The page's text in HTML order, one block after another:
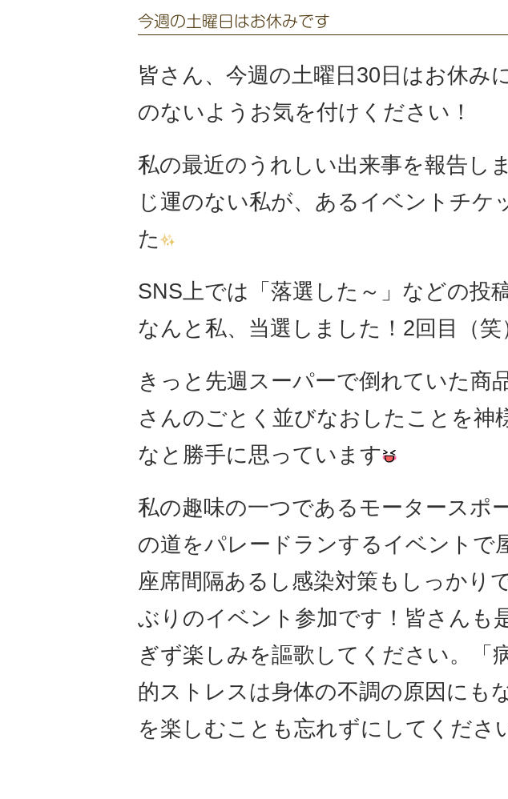
今週の土曜日はお休みです
皆さん、今週の土曜日30日はお休み
のないようお気を付けください！
私の最近のうれしい出来事を報告し
じ運のない私が、あるイベントチケ
た
SNS上では「落選した～」などの投
なんと私、当選しました！2回目（笑
きっと先週スーパーで倒れていた商
さんのごとく並びなおしたことを神
なと勝手に思っています
私の趣味の一つであるモータースポ
の道をパレードランするイベントで
座席間隔あるし感染対策もしっかり
ぶりのイベント参加です！皆さんも
ぎず楽しみを謳歌してください。「
的ストレスは身体の不調の原因にも
を楽しむことも忘れずにしてくださ